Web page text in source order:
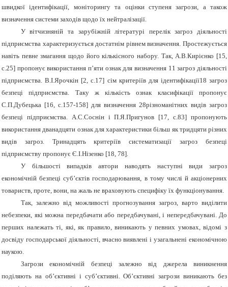
швидкої ідентифікації, моніторингу та оцінки ступеня загрози, а також
визначення системи заходів щодо їх нейтралізації.
У вітчизняній та зарубіжній літературі перелік загроз діяльності
підприємства характеризується достатнім рівнем визначення. Простежується
навіть певне змагання щодо його кількісного набору. Так, А.В.Кирієнко [15,
с.25] пропонує використання п’яти ознак для визначення 11 загроз діяльності
підприємства. В.І.Ярочкін [2, с.17] сім критеріїв для ідентифікації18 загроз
безпеці підприємства. Таку ж кількість ознак класифікації пропонує
С.П.Дубецька [16, с.157-158] для визначення 28різноманітних видів загроз
безпеці підприємства. А.С.Соснін і П.Я.Пригунов [17, с.83] пропонують
використання дванадцяти ознак для характеристики більш як тридцяти різних
видів загроз. Тринадцять критеріїв систематизації загроз безпеці
підприємству пропонує Є.І.Нізенко [18, 78].
У більшості випадків автори наводять наступні види загроз
економічній безпеці суб’єктів господарювання, в тому числі й акціонерних
товариств, проте, вони, на жаль не враховують специфіку їх функціонування.
Так, залежно від можливості прогнозування загроз, варто виділити
небезпеки, які можна передбачати або передбачувані, і непередбачувані. До
перших належать ті, які, як правило, виникають у певних умовах, відомі з
досвіду господарської діяльності, вчасно виявлені і узагальнені економічною
наукою.
Загрози економічній безпеці залежно від джерела виникнення
поділяють на об’єктивні і суб’єктивні. Об’єктивні загрози виникають без